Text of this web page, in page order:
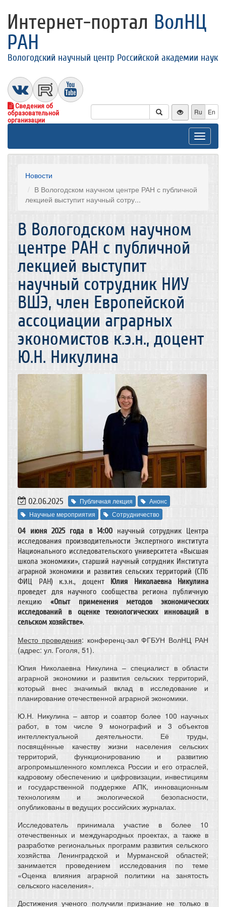
Интернет-портал ВолНЦ
РАН
Вологодский научный центр Российской академии наук
Сведения об
образовательной
организации
Ru En
Toggle
Новости
В Вологодском научном центре РАН с публичной
лекцией выступит научный сотру...
В Вологодском научном
центре РАН с публичной
лекцией выступит
научный сотрудник НИУ
ВШЭ, член Европейской
ассоциации аграрных
экономистов к.э.н., доцент
Ю.Н. Никулина
02.06.2025 Публичная лекция
Анонс
Научные мероприятия
Сотрудничество
04 июня 2025 года в 14:00научный сотрудник Центра
исследования производительности Экспертного института
Национального исследовательского университета «Высшая
школа экономики», старший научный сотрудник Института
аграрной экономики и развития сельских территорий (СПб
ФИЦ РАН) к.э.н., доцент Юлия Николаевна Никулина
проведет для научного сообщества региона публичную
лекцию «Опыт применения методов экономических
исследований в оценке технологических инноваций в
сельском хозяйстве».
Место проведения: конференц-зал ФГБУН ВолНЦ РАН
(адрес: ул. Гоголя, 51).
Юлия Николаевна Никулина – специалист в области
аграрной экономики и развития сельских территорий,
который внес значимый вклад в исследование и
планирование отечественной аграрной экономики.
Ю.Н. Никулина – автор и соавтор более 100 научных
работ, в том числе 9 монографий и 3 объектов
интеллектуальной деятельности. Её труды,
посвящённые качеству жизни населения сельских
территорий, функционированию и развитию
агропромышленного комплекса России и его отраслей,
кадровому обеспечению и цифровизации, инвестициям
и государственной поддержке АПК, инновационным
технологиям и экологической безопасности,
опубликованы в ведущих российских журналах.
Исследователь принимала участие в более 10
отечественных и международных проектах, а также в
разработке региональных программ развития сельского
хозяйства Ленинградской и Мурманской областей;
занимается проведением исследования по теме
«Оценка влияния аграрной политики на занятость
сельского населения».
Достижения ученого получили признание не только в